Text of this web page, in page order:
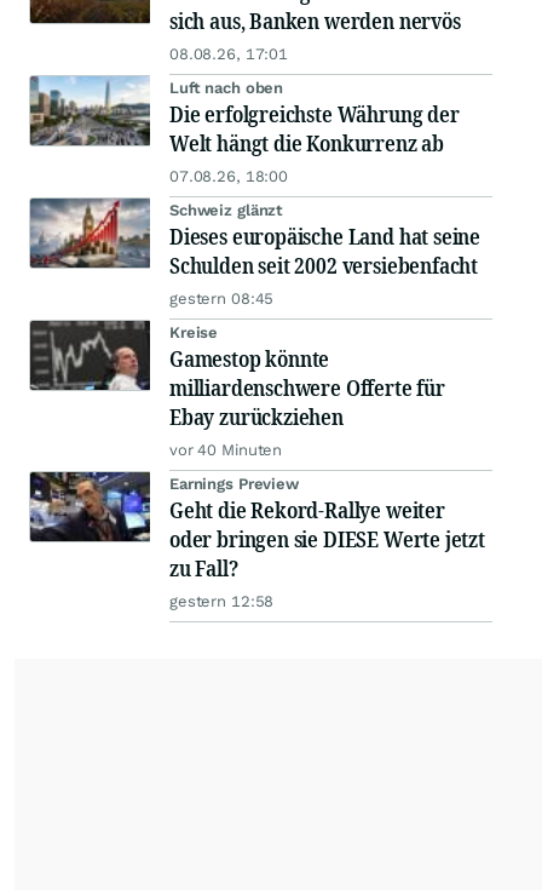
sich aus, Banken werden nervös
08.08.26, 17:01
Luft nach oben
Die erfolgreichste Währung der
Welt hängt die Konkurrenz ab
07.08.26, 18:00
Schweiz glänzt
Dieses europäische Land hat seine
Schulden seit 2002 versiebenfacht
gestern 08:45
Kreise
Gamestop könnte
milliardenschwere Offerte für
Ebay zurückziehen
vor 40 Minuten
Earnings Preview
Geht die Rekord-Rallye weiter
oder bringen sie DIESE Werte jetzt
zu Fall?
gestern 12:58